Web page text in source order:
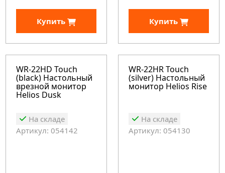
Купить Купить
WR-22HD Touch
(black) Настольный
врезной монитор
Helios Dusk
На складе
Артикул: 054142
WR-22HR Touch
(silver) Настольный
монитор Helios Rise
На складе
Артикул: 054130